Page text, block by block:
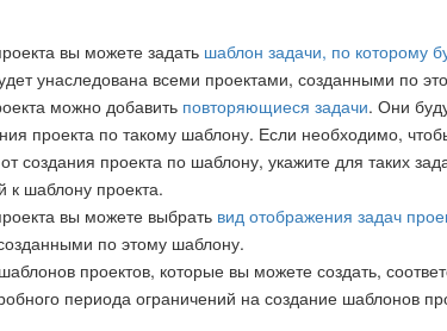
вы можете задать шаблон задачи, по которому
унаследована всеми проектами, созданными по
можно добавить повторяющиеся задачи. Они
проекта по такому шаблону. Если необходимо,
создания проекта по шаблону, укажите для таких
к шаблону проекта.
вы можете выбрать вид отображения задач
по этому шаблону.
проектов, которые вы можете создать,
периода ограничений на создание шаблонов